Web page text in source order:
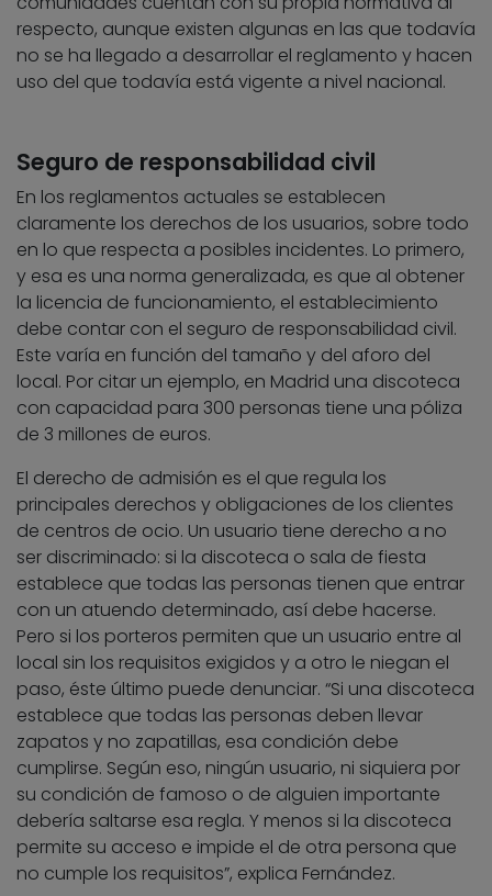
respecto, aunque existen algunas en las que todavía
no se ha llegado a desarrollar el reglamento y hacen
uso del que todavía está vigente a nivel nacional.
Seguro de responsabilidad civil
En los reglamentos actuales se establecen
claramente los derechos de los usuarios, sobre todo
en lo que respecta a posibles incidentes. Lo primero,
y esa es una norma generalizada, es que al obtener
la licencia de funcionamiento, el establecimiento
debe contar con el seguro de responsabilidad civil.
Este varía en función del tamaño y del aforo del
local. Por citar un ejemplo, en Madrid una discoteca
con capacidad para 300 personas tiene una póliza
de 3 millones de euros.
El derecho de admisión es el que regula los
principales derechos y obligaciones de los clientes
de centros de ocio. Un usuario tiene derecho a no
ser discriminado: si la discoteca o sala de fiesta
establece que todas las personas tienen que entrar
con un atuendo determinado, así debe hacerse.
Pero si los porteros permiten que un usuario entre al
local sin los requisitos exigidos y a otro le niegan el
paso, éste último puede denunciar. “Si una discoteca
establece que todas las personas deben llevar
zapatos y no zapatillas, esa condición debe
cumplirse. Según eso, ningún usuario, ni siquiera por
su condición de famoso o de alguien importante
debería saltarse esa regla. Y menos si la discoteca
permite su acceso e impide el de otra persona que
no cumple los requisitos”, explica Fernández.